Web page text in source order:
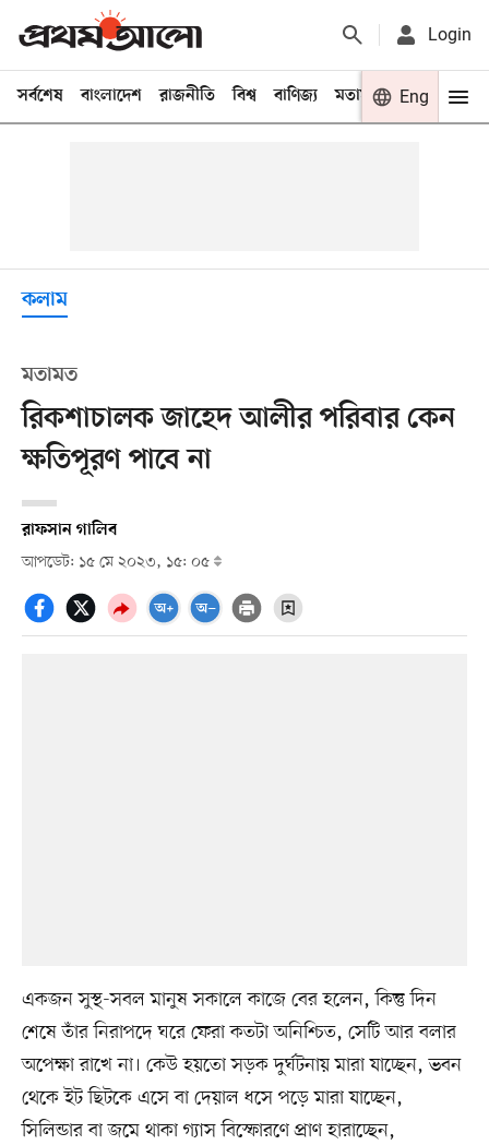
Login
সর্বশেষ বাংলাদেশ রাজনীতি বিশ্ব বাণিজ্য মতামত খেলা
Eng
কলাম
মতামত
রিকশাচালক জাহেদ আলীর পরিবার কেন
ক্ষতিপূরণ পাবে না
রাফসান গালিব
আপডেট: ১৫ মে ২০২৩, ১৫: ০৫
একজন সুস্থ-সবল মানুষ সকালে কাজে বের হলেন, কিন্তু দিন
শেষে তাঁর নিরাপদে ঘরে ফেরা কতটা অনিশ্চিত, সেটি আর বলার
অপেক্ষা রাখে না। কেউ হয়তো সড়ক দুর্ঘটনায় মারা যাচ্ছেন, ভবন
থেকে ইট ছিটকে এসে বা দেয়াল ধসে পড়ে মারা যাচ্ছেন,
সিলিন্ডার বা জমে থাকা গ্যাস বিস্ফোরণে প্রাণ হারাচ্ছেন,